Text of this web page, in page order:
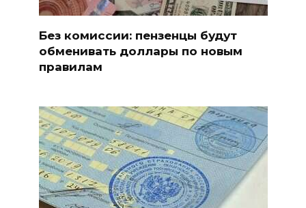
Без комиссии: пензенцы будут
обменивать доллары по новым
правилам